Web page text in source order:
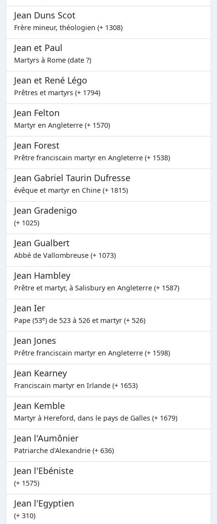
Jean Duns Scot
Frère mineur, théologien (+ 1308)
Jean et Paul
Martyrs à Rome (date ?)
Jean et René Légo
Prêtres et martyrs (+ 1794)
Jean Felton
Martyr en Angleterre (+ 1570)
Jean Forest
Prêtre franciscain martyr en Angleterre (+ 1538)
Jean Gabriel Taurin Dufresse
évêque et martyr en Chine (+ 1815)
Jean Gradenigo
(+ 1025)
Jean Gualbert
Abbé de Vallombreuse (+ 1073)
Jean Hambley
Prêtre et martyr, à Salisbury en Angleterre (+ 1587)
Jean Ier
Pape (53e) de 523 à 526 et martyr (+ 526)
Jean Jones
Prêtre franciscain martyr en Angleterre (+ 1598)
Jean Kearney
Franciscain martyr en Irlande (+ 1653)
Jean Kemble
Martyr à Hereford, dans le pays de Galles (+ 1679)
Jean l'Aumônier
Patriarche d'Alexandrie (+ 636)
Jean l'Ebéniste
(+ 1575)
Jean l'Egyptien
(+ 310)